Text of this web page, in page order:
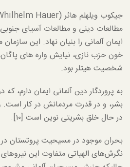
مطالعات دینی و مطالعات آسیای
ایمان آلمانی را بنیان نهاد. این
خون حزب نازی، نیایش واره های
شخصیت هیتلر بود.
به پروردگار دین آلمانی ایمان دارم،
بشر، و در قدرت مردمانش در کار است. و
در حال خلق بشریتی نوین است [۱۰].
بحران موجود در مسیحیت پروتستان در
نگرش‌های الهیاتی متفاوت این